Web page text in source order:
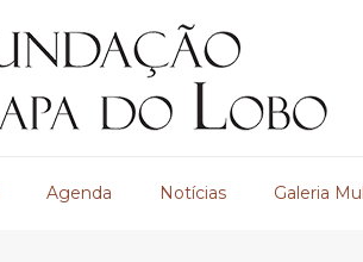
Agenda Notícias Galeria